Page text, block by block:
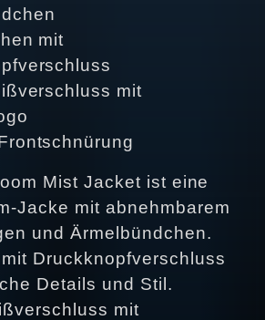
mit
mit
Mist Jacket ist eine
mit abnehmbarem
und Ärmelbündchen.
Druckknopfverschluss
Details und Stil.
mit